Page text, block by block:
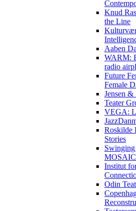
Knud
the Line
Aaben
WARM:
radio
Future
Female
Jensen
Teater
VEGA:
Roskilde
Stories
MOSAIC
Institut
Odin